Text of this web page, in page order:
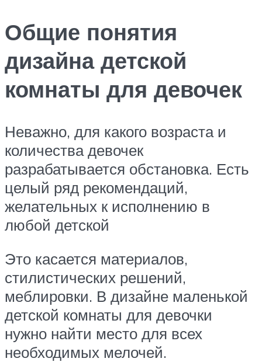
Общие понятия
дизайна детской
комнаты для девочек
Неважно, для какого возраста и
количества девочек
разрабатывается обстановка. Есть
целый ряд рекомендаций,
желательных к исполнению в
любой детской
Это касается материалов,
стилистических решений,
меблировки. В дизайне маленькой
детской комнаты для девочки
нужно найти место для всех
необходимых мелочей.